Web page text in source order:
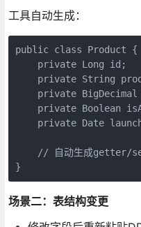
工具自动生成：
public class Product {
    private Long id;
private String
private BigDecimal
private Boolean
private Date
// 自动生成getter/
}
场景二：表结构变更